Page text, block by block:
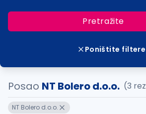
Pretražite
Poništite filtere
Posao NT Bolero d.o.o. (3
NT Bolero d.o.o.